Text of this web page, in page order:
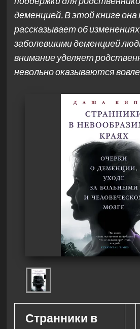
деменцией. В этой книге она
рассказывает об
заболевшими деменцией
внимание уделяет
невольно оказываются
Странники в